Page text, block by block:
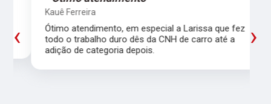
Kauê Ferreira
Ótimo atendimento, em especial a Larissa que fez
todo o trabalho duro dês da CNH de carro até a
adição de categoria depois.
‹ ›